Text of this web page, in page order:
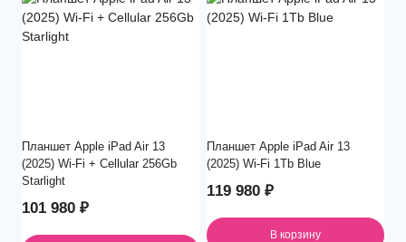
Планшет Apple iPad Air 13
(2025) Wi-Fi + Cellular 256Gb
Starlight
101 980 ₽
Планшет Apple iPad Air 13
(2025) Wi-Fi 1Tb Blue
119 980 ₽
В корзину